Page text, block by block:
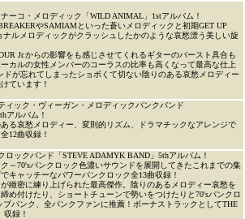
ーコ・メロディック「WILD ANIMAL」1stアルバム！
やSAMIAMといった蒼いメロディックと初期GET UP
ルメロディックがクラッシュしたかのような哀愁漂う美しい旋
Jr.からの影響をも感じさせてくれるギターのバースト具合も
カルの女性メンバーのコーラスの比率も高くなって最高な仕上
ドが忘れてしまったショボくて切ない陰りのある哀愁メロディー
ています！
ィック・ヴィーガン・メロディックパンクバンド
アルバム！
る哀愁メロディー、変則的リズム、ドラマチックなアレンジで
12曲収録！
ロックバンド「STEVE ADAMYK BAND」5thアルバム！
～70'sパンクロック色濃いサウンドを展開してきたこれまでの集
キャッチーなパワーパンクロック全13曲収録！
緻密に練り上げられた最高傑作。陰りのあるメロディー哀愁を
め付けたり、ショートチューンで勢いをつけたりと70'sパンクロ
プパンク、全パンクファンに推薦！ボーナストラックとしてTHE
収録！